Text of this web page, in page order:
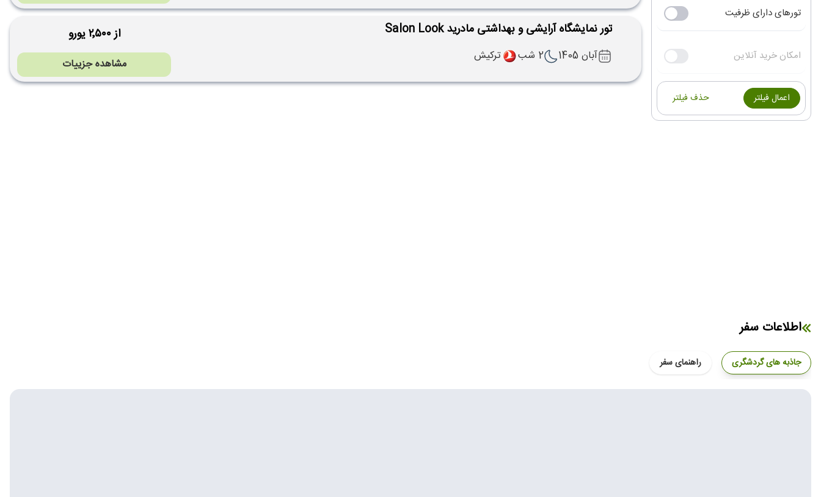
تورهای دارای ظرفیت
امکان خرید آنلاین
اعمال فیلتر حذف فیلتر
تور نمایشگاه آرایشی و بهداشتی مادرید Salon Look
آبان 1405 2 شب ترکیش
از ۲٬۵۰۰ یورو
مشاهده جزییات
اطلاعات سفر
جاذبه های گردشگری راهنمای سفر